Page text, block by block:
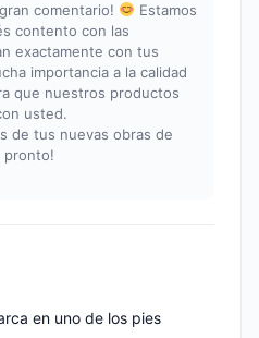
comentario!
Estamos
contento con las
exactamente con tus
importancia a la calidad
que nuestros productos
usted.
de tus nuevas obras de
pronto!
en uno de los pies